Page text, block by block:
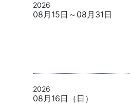
2026
08月15日～08月31日
2026
08月16日（日）